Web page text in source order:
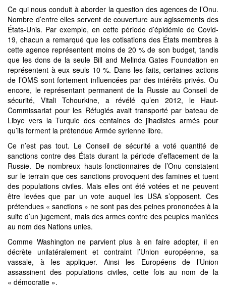
Ce qui nous conduit à aborder la question des agences de l’Onu.
Nombre d’entre elles servent de couverture aux agissements des
États-Unis. Par exemple, en cette période d’épidémie de Covid-
19, chacun a remarqué que les cotisations des États membres à
cette agence représentent moins de 20 % de son budget, tandis
que les dons de la seule Bill and Melinda Gates Foundation en
représentent à eux seuls 10 %. Dans les faits, certaines actions
de l’OMS sont fortement influencées par des intérêts privés. Ou
encore, le représentant permanent de la Russie au Conseil de
sécurité, Vitali Tchourkine, a révélé qu’en 2012, le Haut-
Commissariat pour les Réfugiés avait transporté par bateau de
Libye vers la Turquie des centaines de jihadistes armés pour
qu’ils forment la prétendue Armée syrienne libre.
Ce n’est pas tout. Le Conseil de sécurité a voté quantité de
sanctions contre des États durant la période d’effacement de la
Russie. De nombreux hauts-fonctionnaires de l’Onu constatent
sur le terrain que ces sanctions provoquent des famines et tuent
des populations civiles. Mais elles ont été votées et ne peuvent
être levées que par un vote auquel les USA s’opposent. Ces
prétendues « sanctions » ne sont pas des peines prononcées à la
suite d’un jugement, mais des armes contre des peuples maniées
au nom des Nations unies.
Comme Washington ne parvient plus à en faire adopter, il en
décrète unilatéralement et contraint l’Union européenne, sa
vassale, à les appliquer. Ainsi les Européens de l’Union
assassinent des populations civiles, cette fois au nom de la
« démocratie ».